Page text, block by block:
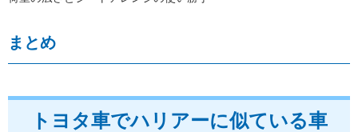
まとめ
トヨタ車でハリアーに似ている車